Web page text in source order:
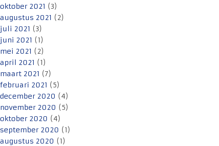
oktober 2021 (3)
augustus 2021 (2)
juli 2021 (3)
juni 2021 (1)
mei 2021 (2)
april 2021 (1)
maart 2021 (7)
februari 2021 (5)
december 2020 (4)
november 2020 (5)
oktober 2020 (4)
september 2020 (1)
augustus 2020 (1)